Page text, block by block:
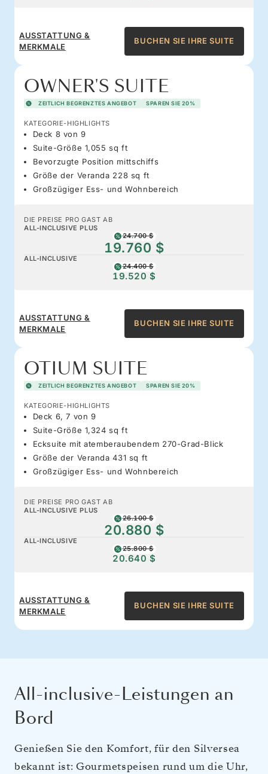
AUSSTATTUNG &
MERKMALE
BUCHEN SIE IHRE SUITE
OWNER'S SUITE
ZEITLICH BEGRENZTES ANGEBOT SPAREN SIE 20%
KATEGORIE-HIGHLIGHTS
Deck 8 von 9
Suite-Größe 1,055 sq ft
Bevorzugte Position mittschiffs
Größe der Veranda 228 sq ft
Großzügiger Ess- und Wohnbereich
DIE PREISE PRO GAST AB
ALL-INCLUSIVE PLUS
24.700 $
19.760 $
ALL-INCLUSIVE
24.400 $
19.520 $
AUSSTATTUNG &
MERKMALE
BUCHEN SIE IHRE SUITE
OTIUM SUITE
ZEITLICH BEGRENZTES ANGEBOT SPAREN SIE 20%
KATEGORIE-HIGHLIGHTS
Deck 6, 7 von 9
Suite-Größe 1,324 sq ft
Ecksuite mit atemberaubendem 270-Grad-Blick
Größe der Veranda 431 sq ft
Großzügiger Ess- und Wohnbereich
DIE PREISE PRO GAST AB
ALL-INCLUSIVE PLUS
26.100 $
20.880 $
ALL-INCLUSIVE
25.800 $
20.640 $
AUSSTATTUNG &
MERKMALE
BUCHEN SIE IHRE SUITE
All-inclusive-Leistungen an
Bord
Genießen Sie den Komfort, für den Silversea
bekannt ist: Gourmetspeisen rund um die Uhr,